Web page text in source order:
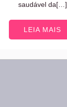
saudável da[…]
LEIA MAIS